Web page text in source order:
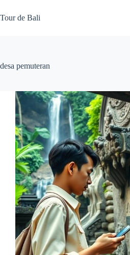
to
content
Tour de Bali
desa pemuteran